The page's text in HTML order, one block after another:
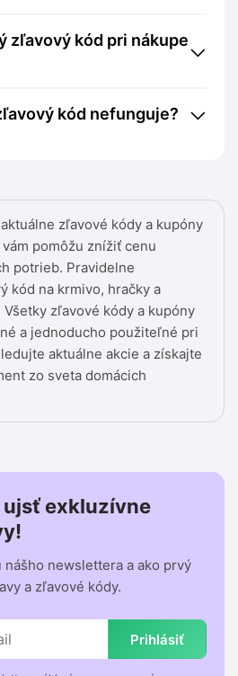
zľavové kódy a kupóny
pomôžu znížiť cenu
potrieb. Pravidelne
kód na krmivo, hračky a
zľavové kódy a kupóny
a jednoducho použiteľné pri
aktuálne akcie a získajte
zo sveta domácich
kód nefunguje?
ujsť exkluzívne
newslettera a ako prvý
a zľavové kódy.
Prihlásiť